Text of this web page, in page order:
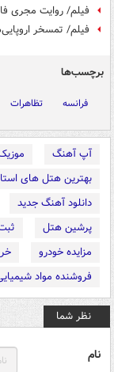
فیلم/ روایت مجری
فیلم/ تمسخر
برچسب‌ها
فرانسه تظاهرات
آپ آهنگ
بهترین هتل های
دانلود آهنگ جدید
پرشین هتل
مزایده خودرو
فروشنده مواد
نظر شما
نام